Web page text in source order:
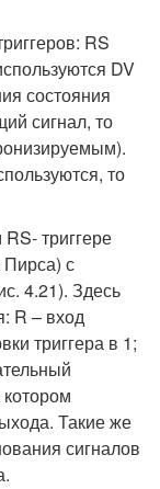
RS
DV
состояния
сигнал, то
то
триггере
с
4.21). Здесь
R – вход
триггера в 1;
Такие же
сигналов